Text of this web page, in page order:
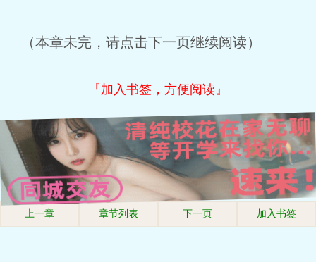
（本章未完，请点击下一页继续阅读）
『加入书签，方便阅读』
上一章 章节列表 下一页 加入书签